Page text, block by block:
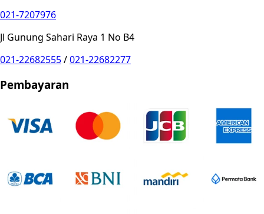
021-7207976
Jl Gunung Sahari Raya 1 No B4
021-22682555/021-22682277
Pembayaran